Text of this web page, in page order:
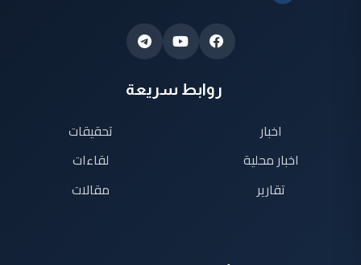
روابط سريعة
اخبار
اخبار محلية
تقارير
تحقيقات
لقاءات
مقالات